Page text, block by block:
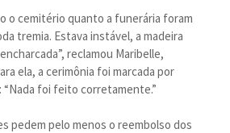
o cemitério quanto a funerária foram
tremia. Estava instável, a madeira
reclamou Maribelle,
ela, a cerimônia foi marcada por
foi feito corretamente.”
pedem pelo menos o reembolso dos